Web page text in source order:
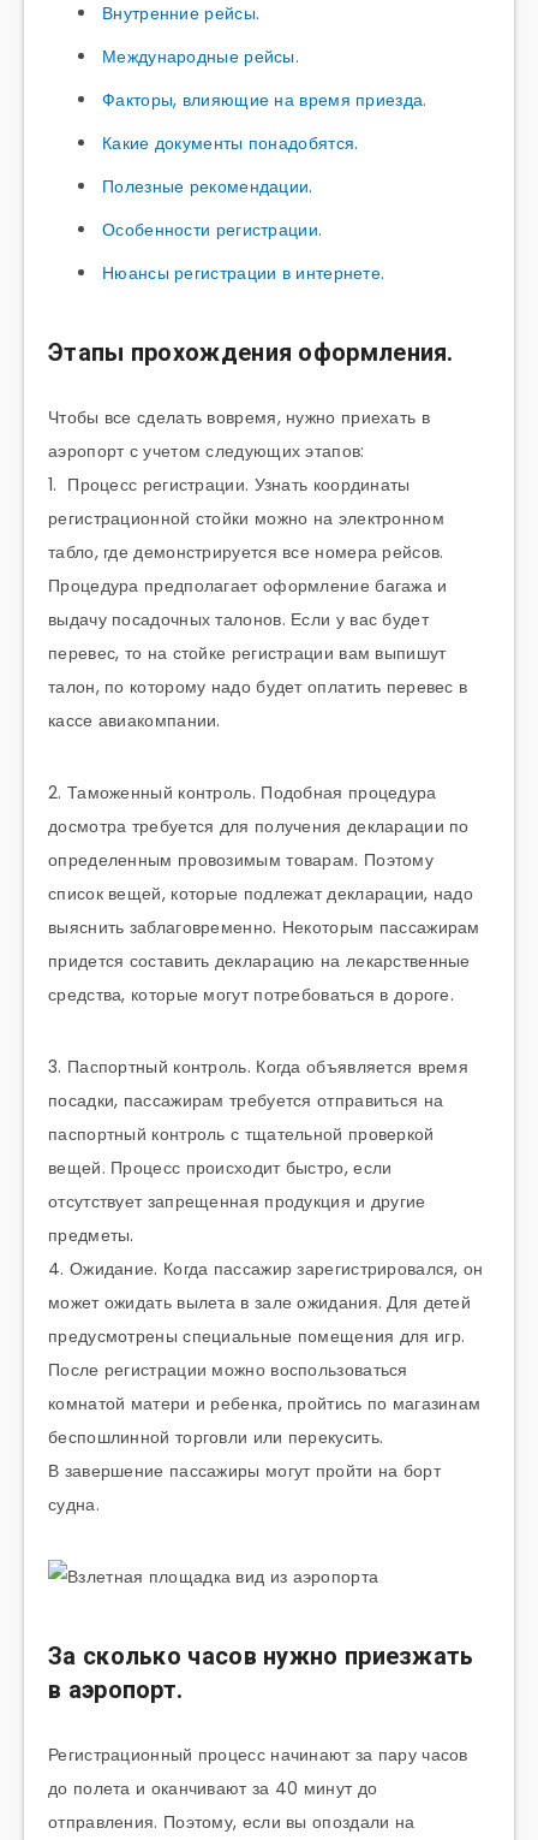
Внутренние рейсы.
Международные рейсы.
Факторы, влияющие на время приезда.
Какие документы понадобятся.
Полезные рекомендации.
Особенности регистрации.
Нюансы регистрации в интернете.
Этапы прохождения оформления.
Чтобы все сделать вовремя, нужно приехать в
аэропорт с учетом следующих этапов:
1. Процесс регистрации. Узнать координаты
регистрационной стойки можно на электронном
табло, где демонстрируется все номера рейсов.
Процедура предполагает оформление багажа и
выдачу посадочных талонов. Если у вас будет
перевес, то на стойке регистрации вам выпишут
талон, по которому надо будет оплатить перевес в
кассе авиакомпании.
2. Таможенный контроль. Подобная процедура
досмотра требуется для получения декларации по
определенным провозимым товарам. Поэтому
список вещей, которые подлежат декларации, надо
выяснить заблаговременно. Некоторым пассажирам
придется составить декларацию на лекарственные
средства, которые могут потребоваться в дороге.
3. Паспортный контроль. Когда объявляется время
посадки, пассажирам требуется отправиться на
паспортный контроль с тщательной проверкой
вещей. Процесс происходит быстро, если
отсутствует запрещенная продукция и другие
предметы.
4. Ожидание. Когда пассажир зарегистрировался, он
может ожидать вылета в зале ожидания. Для детей
предусмотрены специальные помещения для игр.
После регистрации можно воспользоваться
комнатой матери и ребенка, пройтись по магазинам
беспошлинной торговли или перекусить.
В завершение пассажиры могут пройти на борт
судна.
За сколько часов нужно приезжать
в аэропорт.
Регистрационный процесс начинают за пару часов
до полета и оканчивают за 40 минут до
отправления. Поэтому, если вы опоздали на